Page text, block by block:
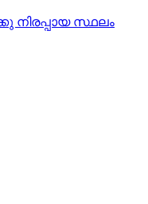
നിരപ്പായ സ്ഥലം